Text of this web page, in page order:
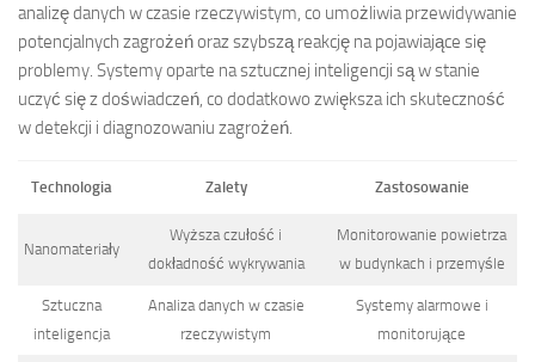
analizę danych w czasie rzeczywistym, co umożliwia przewidywanie
potencjalnych zagrożeń oraz szybszą reakcję na pojawiające się
problemy. Systemy oparte na sztucznej inteligencji są w stanie
uczyć się z doświadczeń, co dodatkowo zwiększa ich skuteczność
w detekcji i diagnozowaniu zagrożeń.
Technologia Zalety Zastosowanie
Nanomateriały
Wyższa czułość i
dokładność wykrywania
Monitorowanie powietrza
w budynkach i przemyśle
Sztuczna
inteligencja
Analiza danych w czasie
rzeczywistym
Systemy alarmowe i
monitorujące